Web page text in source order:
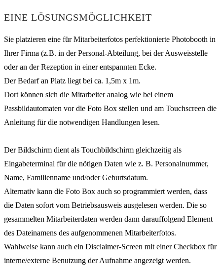
EINE LÖSUNGSMÖGLICHKEIT
Sie platzieren eine für Mitarbeiterfotos perfektionierte Photobooth in
Ihrer Firma (z.B. in der Personal-Abteilung, bei der Ausweisstelle
oder an der Rezeption in einer entspannten Ecke.
Der Bedarf an Platz liegt bei ca. 1,5m x 1m.
Dort können sich die Mitarbeiter analog wie bei einem
Passbildautomaten vor die Foto Box stellen und am Touchscreen die
Anleitung für die notwendigen Handlungen lesen.
Der Bildschirm dient als Touchbildschirm gleichzeitig als
Eingabeterminal für die nötigen Daten wie z. B. Personalnummer,
Name, Familienname und/oder Geburtsdatum.
Alternativ kann die Foto Box auch so programmiert werden, dass
die Daten sofort vom Betriebsausweis ausgelesen werden. Die so
gesammelten Mitarbeiterdaten werden dann darauffolgend Element
des Dateinamens des aufgenommenen Mitarbeiterfotos.
Wahlweise kann auch ein Disclaimer-Screen mit einer Checkbox für
interne/externe Benutzung der Aufnahme angezeigt werden.